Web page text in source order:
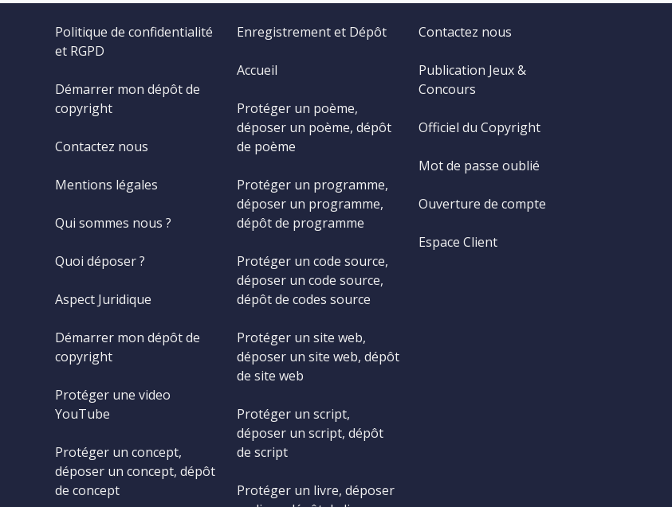
Politique de confidentialité
et RGPD
Démarrer mon dépôt de
copyright
Contactez nous
Mentions légales
Qui sommes nous ?
Quoi déposer ?
Aspect Juridique
Démarrer mon dépôt de
copyright
Protéger une video
YouTube
Protéger un concept,
déposer un concept, dépôt
de concept
Enregistrement et Dépôt
Accueil
Protéger un poème,
déposer un poème, dépôt
de poème
Protéger un programme,
déposer un programme,
dépôt de programme
Protéger un code source,
déposer un code source,
dépôt de codes source
Protéger un site web,
déposer un site web, dépôt
de site web
Protéger un script,
déposer un script, dépôt
de script
Protéger un livre, déposer
Contactez nous
Publication Jeux &
Concours
Officiel du Copyright
Mot de passe oublié
Ouverture de compte
Espace Client